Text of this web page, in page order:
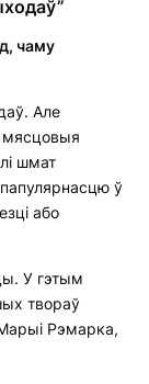
чаму
Але
мясцовыя
шмат
папулярнасцю ў
або
У гэтым
твораў
Рэмарка,